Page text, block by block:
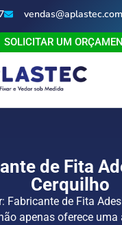
SOLICITAR UM
de Fita
Cerquilho
Fabricante de Fita
apenas oferece